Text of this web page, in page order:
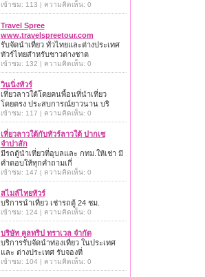
เข้าชม: 113 | ความคิดเห็น: 0
Travel Spree
www.travelspreetour.com
รับจัดนำเที่ยว ทั่วไทยและต่างประเทศ
ทัวร์ไทยสำหรับชาวต่างชาต
เข้าชม: 132 | ความคิดเห็น: 0
วินนิ่งทัวร์
เที่ยวลาวใต้โดยคนพื้อนที่นำเที่ยว
โดยตรง ประสบการณ์ยาวนาน บริ
เข้าชม: 117 | ความคิดเห็น: 0
เที่ยวลาวใต้กับทัวร์ลาวใต้ ปากเซ
จำปาสัก
มีรถตู้นำเที่ยวที่อุบลและ กทม.ให้เช่า มี
คำตอบให้ทุกคำถามเกี่
เข้าชม: 147 | ความคิดเห็น: 0
สไมล์ไทยทัวร์
บริการนำเที่ยว เช่ารถตู้ 24 ชม.
เข้าชม: 124 | ความคิดเห็น: 0
บริษัท คูลทริป ทราเวล จำกัด
บริการรับจัดนำท่องเที่ยว ในประเทศ
และ ต่างประเทศ รับจองที่
เข้าชม: 104 | ความคิดเห็น: 0